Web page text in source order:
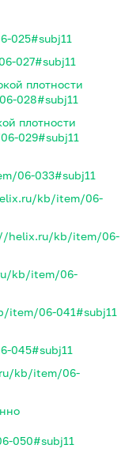
025#subj11
027#subj11
плотности
028#subj11
плотности
029#subj11
06-033#subj11
kb/item/06-
helix.ru/kb/item/06-
kb/item/06-
06-041#subj11
045#subj11
kb/item/06-
050#subj11